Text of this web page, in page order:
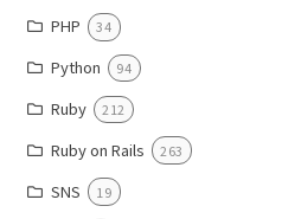
PHP 34
Python 94
Ruby 212
Ruby on Rails 263
SNS 19